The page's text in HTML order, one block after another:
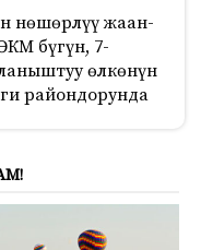
нөшөрлүү жаан-
бүгүн, 7-
өлкөнүн
райондорунда